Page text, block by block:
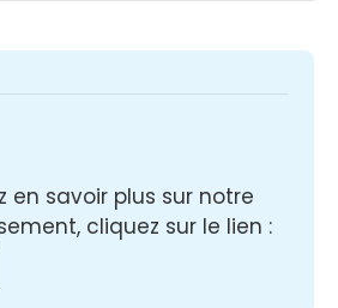
en savoir plus sur notre
cliquez sur le lien :